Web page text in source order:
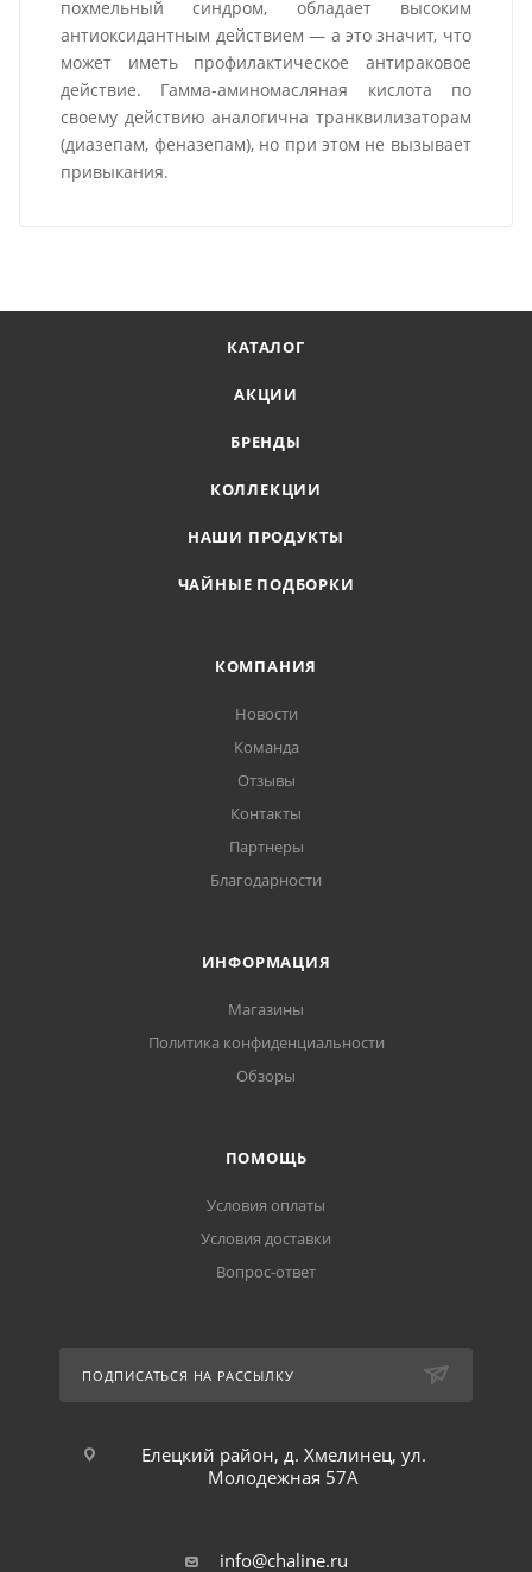
похмельный синдром, обладает высоким
антиоксидантным действием — а это значит, что
может иметь профилактическое антираковое
действие. Гамма-аминомасляная кислота по
своему действию аналогична транквилизаторам
(диазепам, феназепам), но при этом не вызывает
привыкания.
КАТАЛОГ
АКЦИИ
БРЕНДЫ
КОЛЛЕКЦИИ
НАШИ ПРОДУКТЫ
ЧАЙНЫЕ ПОДБОРКИ
КОМПАНИЯ
Новости
Команда
Отзывы
Контакты
Партнеры
Благодарности
ИНФОРМАЦИЯ
Магазины
Политика конфиденциальности
Обзоры
ПОМОЩЬ
Условия оплаты
Условия доставки
Вопрос-ответ
ПОДПИСАТЬСЯ НА РАССЫЛКУ
Елецкий район, д. Хмелинец, ул.
Молодежная 57А
info@chaline.ru